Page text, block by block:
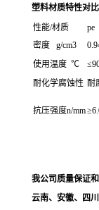
塑料材质特性对比
性能/材质
密度 g/cm3
pe
使用温度 ℃
耐化学腐蚀性 耐
抗压强度n/mm
我公司质量保证和
云南、安徽、四